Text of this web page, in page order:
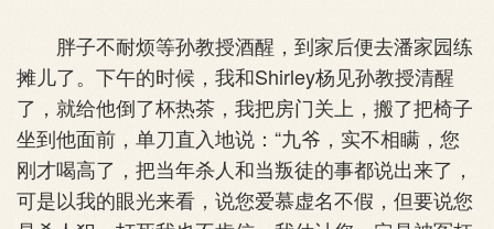
胖子不耐烦等孙教授酒醒，到家后便去潘家园练
摊儿了。下午的时候，我和Shirley杨见孙教授清醒
了，就给他倒了杯热茶，我把房门关上，搬了把椅子
坐到他面前，单刀直入地说：“九爷，实不相瞒，您
刚才喝高了，把当年杀人和当叛徒的事都说出来了，
可是以我的眼光来看，说您爱慕虚名不假，但要说您